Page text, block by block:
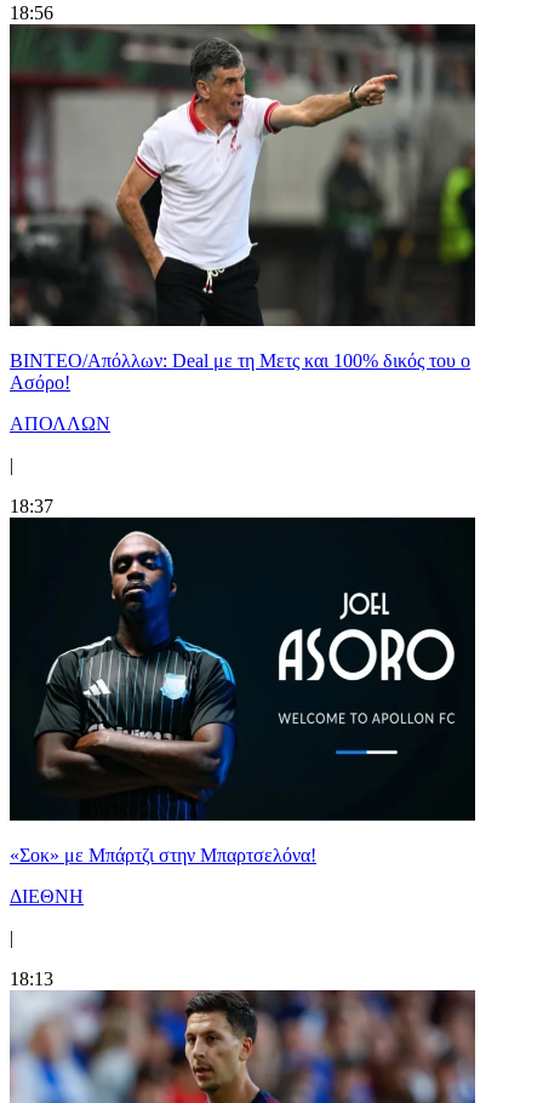
18:56
ΒΙΝΤΕΟ/Απόλλων: Deal με τη Μετς και 100% δικός του ο
Ασόρο!
ΑΠΟΛΛΩΝ
|
18:37
«Σοκ» με Μπάρτζι στην Μπαρτσελόνα!
ΔΙΕΘΝΗ
|
18:13